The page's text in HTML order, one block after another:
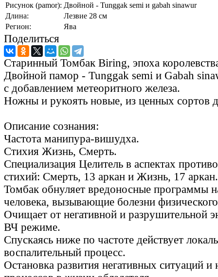
Рисунок (pamor): Двойной - Tunggak semi и gabah sinawur
Длина:
Лезвие 28 см
Регион:
Ява
Поделиться
Старинный Томбак Biring, эпоха
Двойной памор - Tunggak semi и Gabah
с добавлением метеоритного железа.
Ножны и рукоять новые, из ценных сортов
Описание сознания:
Частота манипура-вишудха.
Стихия Жизнь, Смерть.
Специализация Целитель в аспектах
стихий: Смерть, 13 аркан и Жизнь, 17
Томбак обнуляет вредоносные программы
человека, вызывающие болезни
Очищает от негативной и разрушительной
ВЧ режиме.
Спускаясь ниже по частоте действует
воспалительный процесс.
Остановка развития негативных ситуаций и